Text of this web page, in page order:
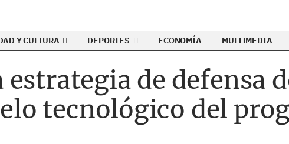
Y CULTURA DEPORTES ECONOMÍA MULTIMEDIA
de defensa
tecnológico del